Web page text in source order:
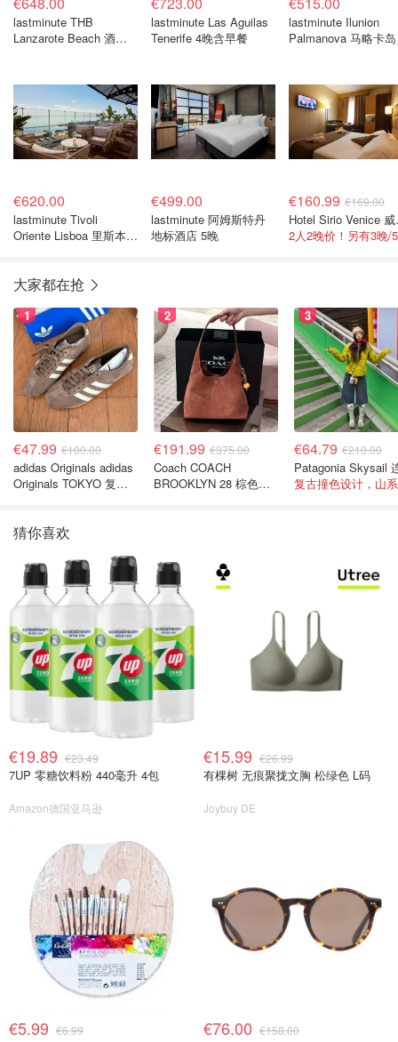
lastminute THB
Lanzarote Beach 酒店 4
lastminute Las Aguilas
Tenerife 4晚含早餐
lastminute Ilunion
Palmanova 马略卡
€620.00
lastminute Tivoli
Oriente Lisboa 里斯本酒
€499.00
lastminute 阿姆斯特丹
地标酒店 5晚
€160.99 €169.00
大家都在抢
1
€47.99 €100.00
adidas Originals adidas
Originals TOKYO 复古
2
€191.99 €375.00
Coach COACH
BROOKLYN 28 棕色金
3
€64.79 €210.00
猜你喜欢
€19.89 €23.49
7UP 零糖饮料粉 440毫升 4包
Amazon德国亚马逊
€15.99 €26.99
有棵树 无痕聚拢文胸 松绿色 L码
Joybuy DE
€5.99 €6.99 €76.00 €158.00